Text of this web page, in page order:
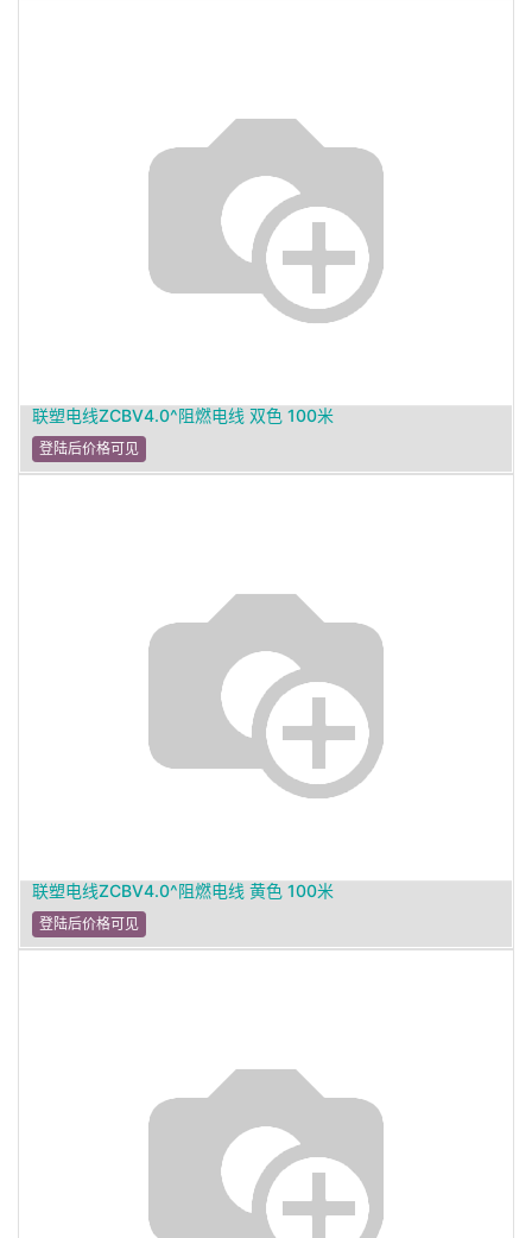
联塑电线ZCBV4.0^阻燃电线 双色 100米
登陆后价格可见
联塑电线ZCBV4.0^阻燃电线 黄色 100米
登陆后价格可见